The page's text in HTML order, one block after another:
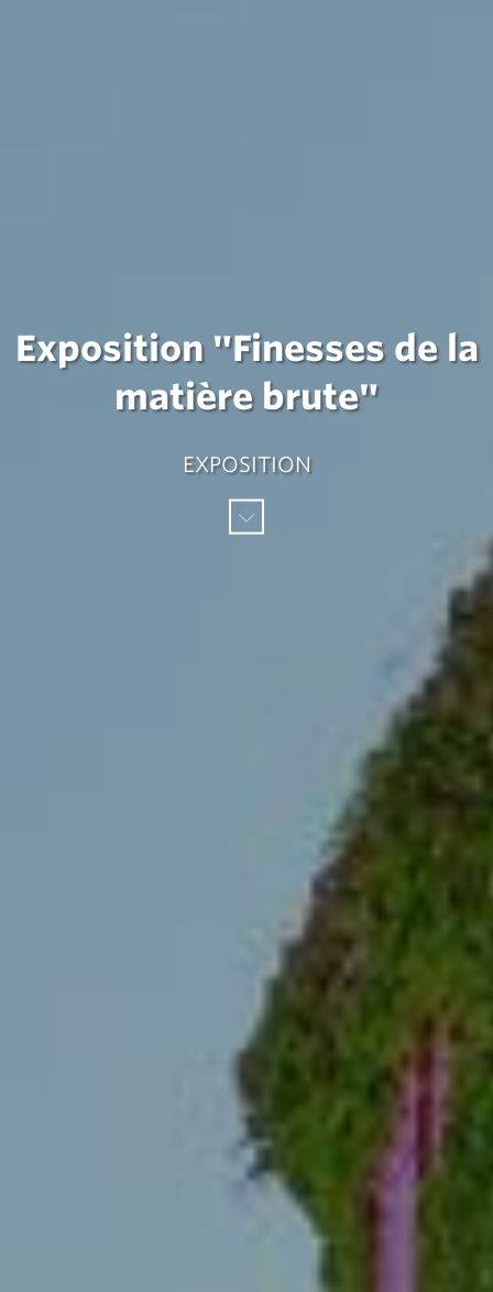
Exposition "Finesses de la
matière brute"
EXPOSITION